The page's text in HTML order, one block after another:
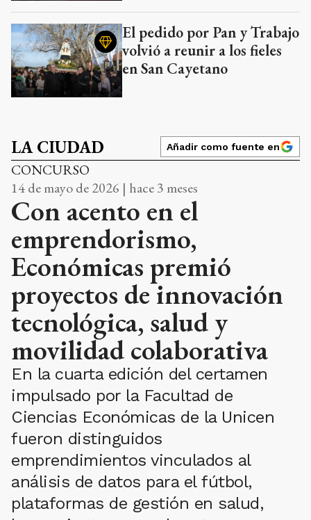
El pedido por Pan y Trabajo
volvió a reunir a los fieles
en San Cayetano
LA CIUDAD Añadir como fuente en
CONCURSO
14 de mayo de 2026 | hace 3 meses
Con acento en el
emprendorismo,
Económicas premió
proyectos de innovación
tecnológica, salud y
movilidad colaborativa
En la cuarta edición del certamen
impulsado por la Facultad de
Ciencias Económicas de la Unicen
fueron distinguidos
emprendimientos vinculados al
análisis de datos para el fútbol,
plataformas de gestión en salud,